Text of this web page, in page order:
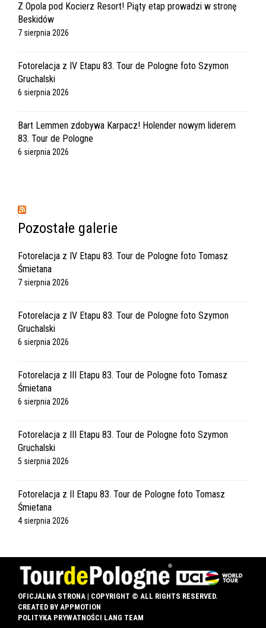
Z Opola pod Kocierz Resort! Piąty etap prowadzi w stronę
Beskidów
7 sierpnia 2026
Fotorelacja z IV Etapu 83. Tour de Pologne foto Szymon
Gruchalski
6 sierpnia 2026
Bart Lemmen zdobywa Karpacz! Holender nowym liderem
83. Tour de Pologne
6 sierpnia 2026
Pozostałe galerie
Fotorelacja z IV Etapu 83. Tour de Pologne foto Tomasz
Śmietana
7 sierpnia 2026
Fotorelacja z IV Etapu 83. Tour de Pologne foto Szymon
Gruchalski
6 sierpnia 2026
Fotorelacja z III Etapu 83. Tour de Pologne foto Tomasz
Śmietana
6 sierpnia 2026
Fotorelacja z III Etapu 83. Tour de Pologne foto Szymon
Gruchalski
5 sierpnia 2026
Fotorelacja z II Etapu 83. Tour de Pologne foto Tomasz
Śmietana
4 sierpnia 2026
OFICJALNA STRONA | COPYRIGHT © ALL RIGHTS RESERVED.
CREATED BY APPMOTION
POLITYKA PRYWATNOŚCI LANG TEAM